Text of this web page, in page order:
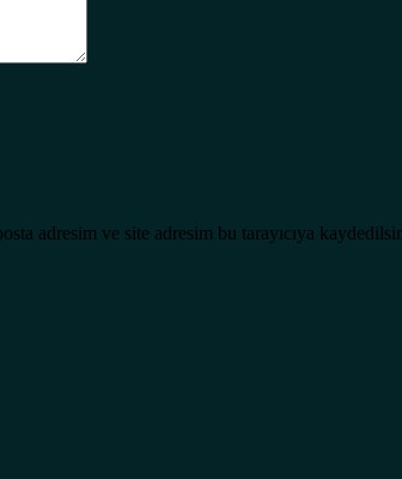
adresim ve site adresim bu tarayıcıya